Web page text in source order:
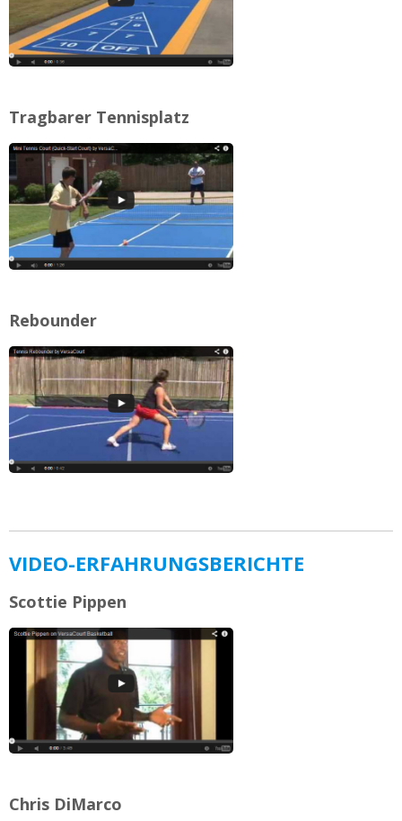
Tragbarer Tennisplatz
Rebounder
VIDEO-ERFAHRUNGSBERICHTE
Scottie Pippen
Chris DiMarco